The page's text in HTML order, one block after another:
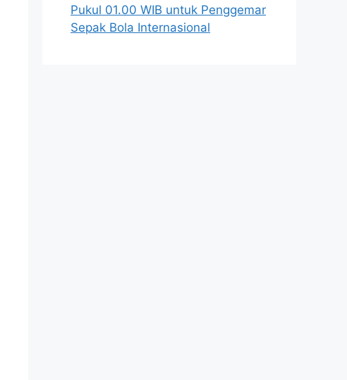
Pukul 01.00 WIB untuk Penggemar
Sepak Bola Internasional